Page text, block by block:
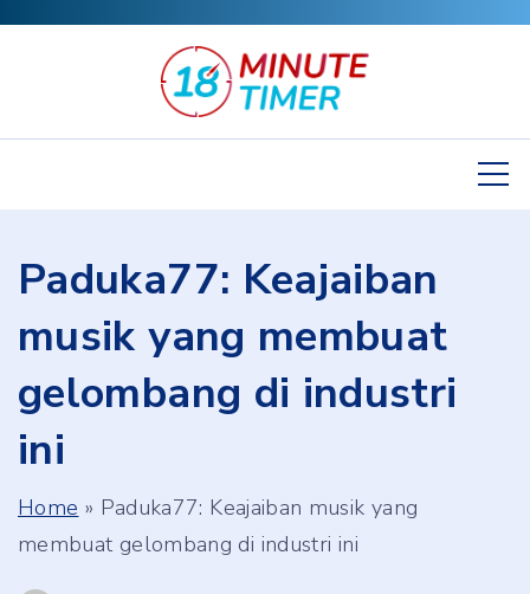
Paduka77: Keajaiban
musik yang membuat
gelombang di industri
ini
Home » Paduka77: Keajaiban musik yang
membuat gelombang di industri ini